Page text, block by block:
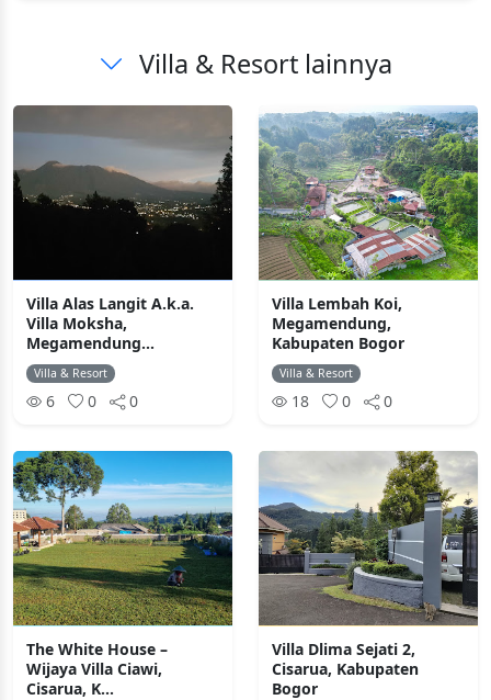
Villa & Resort lainnya
Villa Alas Langit A.k.a.
Villa Moksha,
Megamendung...
Villa & Resort
6 0 0
Villa Lembah Koi,
Megamendung,
Kabupaten Bogor
Villa & Resort
18 0 0
The White House –
Wijaya Villa Ciawi,
Cisarua, K...
Villa Dlima Sejati 2,
Cisarua, Kabupaten
Bogor